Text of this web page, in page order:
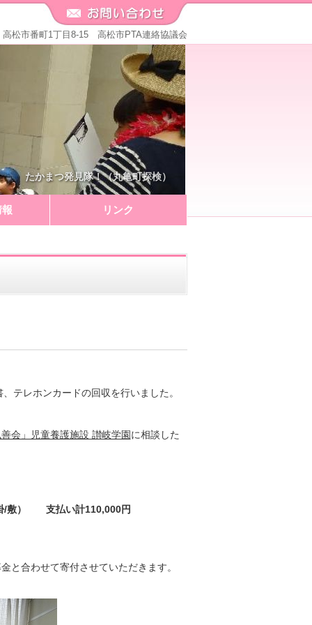
高松市番町1丁目8-15 高松市PTA連絡協議会
たかまつ発見隊！（丸亀町探検）
リンク
テレホンカードの回収を行いました。
会」児童養護施設 讃岐学園に相談した
/敷） 支払い計110,000円
合わせて寄付させていただきます。